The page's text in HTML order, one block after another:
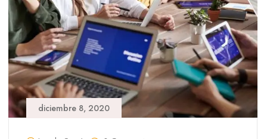
diciembre 8, 2020